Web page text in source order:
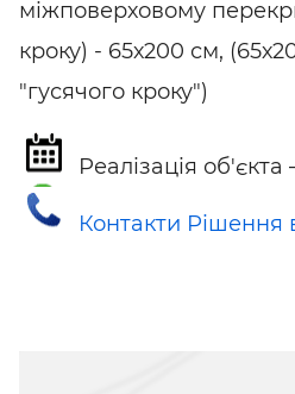
міжповерховому
кроку) - 65х200 см,
"гусячого кроку")
Реалізація
Контакти Рішення